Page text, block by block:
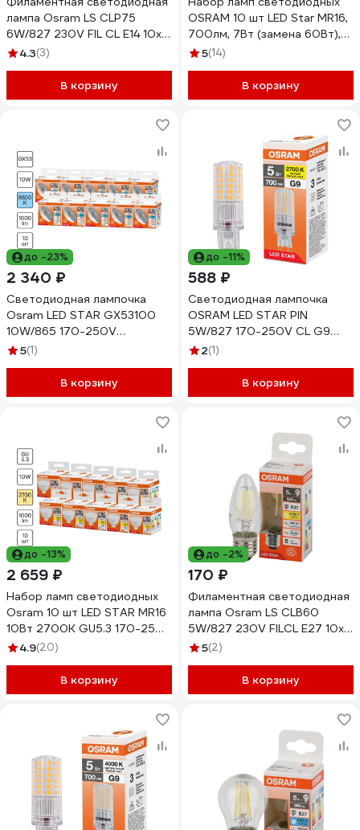
лампа Osram LS CLP75
6W/827 230V FIL CL E14 10x1
4058075684515
4.3(3)
В корзину
OSRAM 10 шт LED Star MR16,
700лм, 7Вт (замена 60Вт),
4000К 4099854322006
5(14)
В корзину
до -23%
2 340 ₽
Светодиодная лампочка
Osram LED STAR GX53100
10W/865 170-250V
CL10x1RU, 10 штук в
4099854362675
5(1)
В корзину
до -11%
588 ₽
Светодиодная лампочка
OSRAM LED STAR PIN
5W/827 170-250V CL G9
10x1 RU 4099854323713
2(1)
В корзину
до -13%
2 659 ₽
Набор ламп светодиодных
Osram 10 шт LED STAR MR16
10Вт 2700К GU5.3 170-250В
4099854313660
4.9(20)
В корзину
до -2%
170 ₽
Филаментная светодиодная
лампа Osram LS CLB60
5W/827 230V FILCL E27 10x1
4058075684874
5(2)
В корзину